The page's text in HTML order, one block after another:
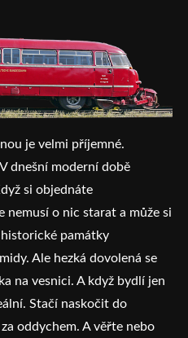
je velmi příjemné.
dnešní moderní době
si objednáte
nemusí o nic starat a může si
památky
Ale hezká dovolená se
na vesnici. A když bydlí jen
Stačí naskočit do
oddychem. A věřte nebo